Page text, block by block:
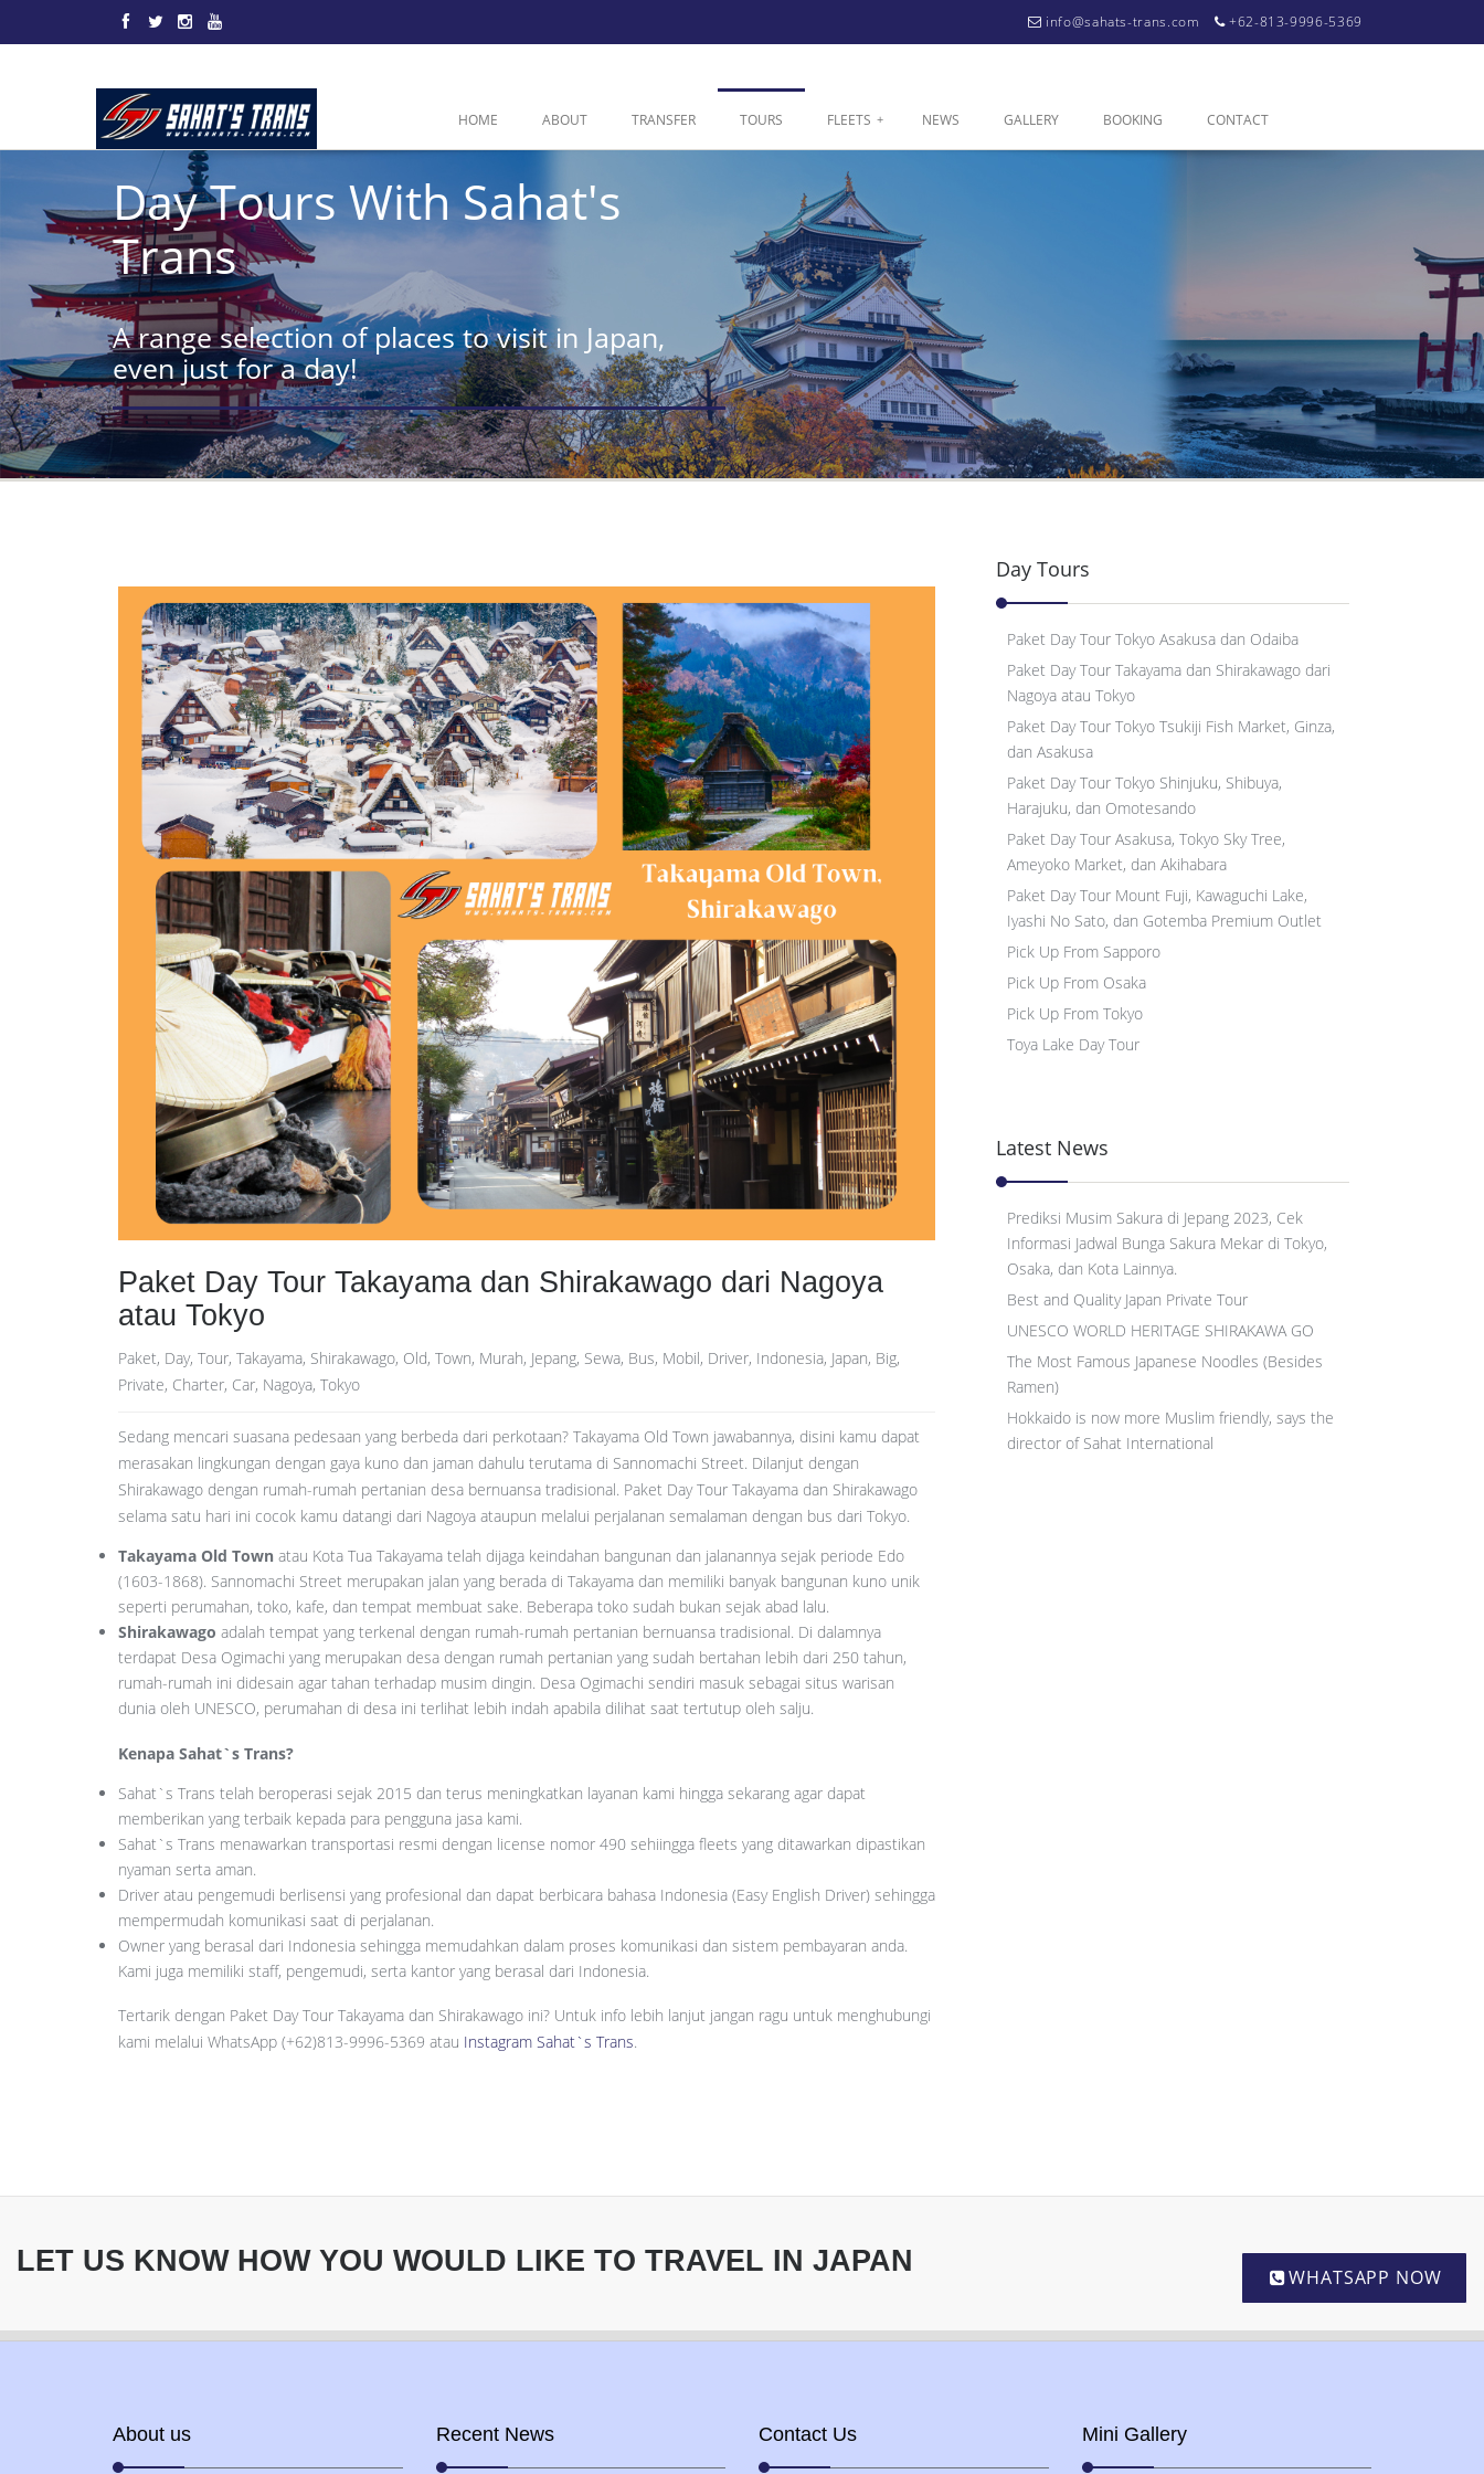
info@sahats-trans.com +62-813-9996-5369
HOME ABOUT TRANSFER TOURS FLEETS + NEWS GALLERY BOOKING CONTACT
Day Tours With Sahat's
Trans
A range selection of places to visit in Japan,
even just for a day!
Paket Day Tour Takayama dan Shirakawago dari Nagoya
atau Tokyo
Paket, Day, Tour, Takayama, Shirakawago, Old, Town, Murah, Jepang, Sewa, Bus, Mobil, Driver, Indonesia, Japan, Big,
Private, Charter, Car, Nagoya, Tokyo
Sedang mencari suasana pedesaan yang berbeda dari perkotaan? Takayama Old Town jawabannya, disini kamu dapat
merasakan lingkungan dengan gaya kuno dan jaman dahulu terutama di Sannomachi Street. Dilanjut dengan
Shirakawago dengan rumah-rumah pertanian desa bernuansa tradisional. Paket Day Tour Takayama dan Shirakawago
selama satu hari ini cocok kamu datangi dari Nagoya ataupun melalui perjalanan semalaman dengan bus dari Tokyo.
Takayama Old Town atau Kota Tua Takayama telah dijaga keindahan bangunan dan jalanannya sejak periode Edo
(1603-1868). Sannomachi Street merupakan jalan yang berada di Takayama dan memiliki banyak bangunan kuno unik
seperti perumahan, toko, kafe, dan tempat membuat sake. Beberapa toko sudah bukan sejak abad lalu.
Shirakawago adalah tempat yang terkenal dengan rumah-rumah pertanian bernuansa tradisional. Di dalamnya
terdapat Desa Ogimachi yang merupakan desa dengan rumah pertanian yang sudah bertahan lebih dari 250 tahun,
rumah-rumah ini didesain agar tahan terhadap musim dingin. Desa Ogimachi sendiri masuk sebagai situs warisan
dunia oleh UNESCO, perumahan di desa ini terlihat lebih indah apabila dilihat saat tertutup oleh salju.
Kenapa Sahat`s Trans?
Sahat`s Trans telah beroperasi sejak 2015 dan terus meningkatkan layanan kami hingga sekarang agar dapat
memberikan yang terbaik kepada para pengguna jasa kami.
Sahat`s Trans menawarkan transportasi resmi dengan license nomor 490 sehiingga fleets yang ditawarkan dipastikan
nyaman serta aman.
Driver atau pengemudi berlisensi yang profesional dan dapat berbicara bahasa Indonesia (Easy English Driver) sehingga
mempermudah komunikasi saat di perjalanan.
Owner yang berasal dari Indonesia sehingga memudahkan dalam proses komunikasi dan sistem pembayaran anda.
Kami juga memiliki staff, pengemudi, serta kantor yang berasal dari Indonesia.
Tertarik dengan Paket Day Tour Takayama dan Shirakawago ini? Untuk info lebih lanjut jangan ragu untuk menghubungi
kami melalui WhatsApp (+62)813-9996-5369 atau Instagram Sahat`s Trans.
Day Tours
Paket Day Tour Tokyo Asakusa dan Odaiba
Paket Day Tour Takayama dan Shirakawago dari
Nagoya atau Tokyo
Paket Day Tour Tokyo Tsukiji Fish Market, Ginza,
dan Asakusa
Paket Day Tour Tokyo Shinjuku, Shibuya,
Harajuku, dan Omotesando
Paket Day Tour Asakusa, Tokyo Sky Tree,
Ameyoko Market, dan Akihabara
Paket Day Tour Mount Fuji, Kawaguchi Lake,
Iyashi No Sato, dan Gotemba Premium Outlet
Pick Up From Sapporo
Pick Up From Osaka
Pick Up From Tokyo
Toya Lake Day Tour
Latest News
Prediksi Musim Sakura di Jepang 2023, Cek
Informasi Jadwal Bunga Sakura Mekar di Tokyo,
Osaka, dan Kota Lainnya.
Best and Quality Japan Private Tour
UNESCO WORLD HERITAGE SHIRAKAWA GO
The Most Famous Japanese Noodles (Besides
Ramen)
Hokkaido is now more Muslim friendly, says the
director of Sahat International
LET US KNOW HOW YOU WOULD LIKE TO TRAVEL IN JAPAN
WHATSAPP NOW
About us Recent News Contact Us Mini Gallery